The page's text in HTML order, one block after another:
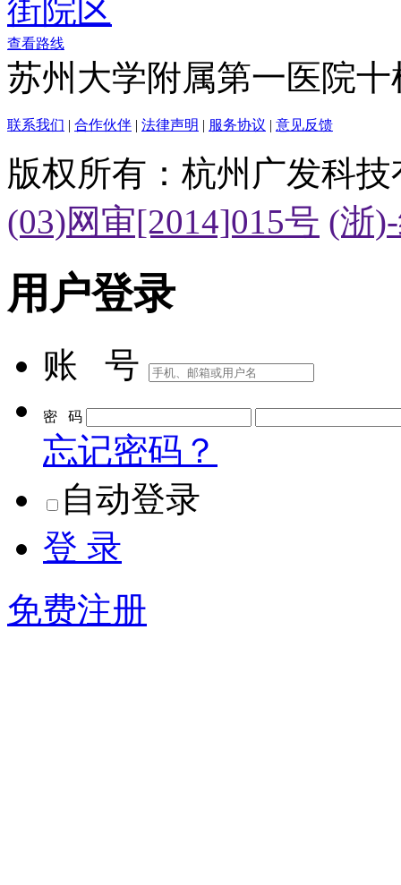
查看路线
苏州大学附属第一医院
联系我们 | 合作伙伴 | 法律声明 | 服务协议 | 意见反馈
版权所有：杭州广发科
(03)网审[2014]015号 (浙
用户登录
账 号
密 码
忘记密码？
自动登录
登 录
免费注册